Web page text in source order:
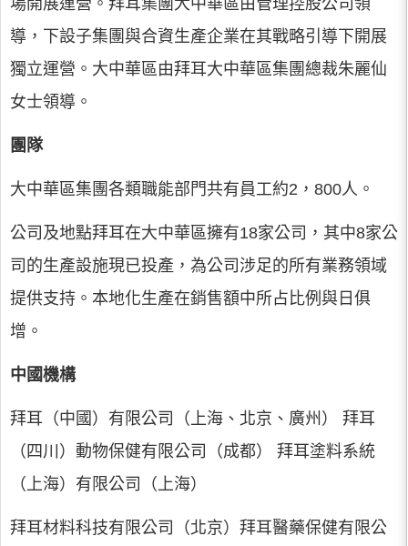
場開展運營。拜耳集團大中華區由管理控股公司領
導，下設子集團與合資生產企業在其戰略引導下開展
獨立運營。大中華區由拜耳大中華區集團總裁朱麗仙
女士領導。
團隊
大中華區集團各類職能部門共有員工約2，800人。
公司及地點拜耳在大中華區擁有18家公司，其中8家公
司的生產設施現已投產，為公司涉足的所有業務領域
提供支持。本地化生產在銷售額中所占比例與日俱
增。
中國機構
拜耳（中國）有限公司（上海、北京、廣州） 拜耳
（四川）動物保健有限公司（成都） 拜耳塗料系統
（上海）有限公司（上海）
拜耳材料科技有限公司（北京）拜耳醫藥保健有限公